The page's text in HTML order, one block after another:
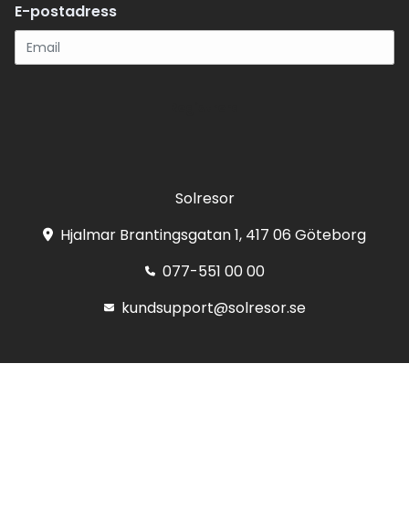
E-postadress
Solresor
Hjalmar Brantingsgatan 1, 417 06 Göteborg
077-551 00 00
kundsupport@solresor.se